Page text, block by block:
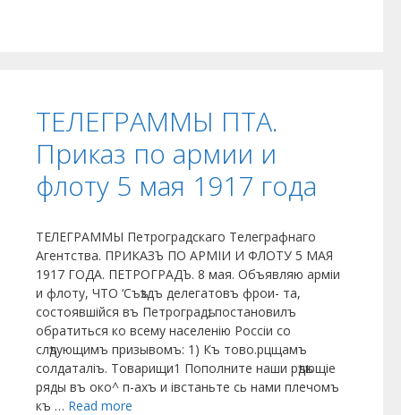
ТЕЛЕГРАММЫ ПТА.
Приказ по армии и
флоту 5 мая 1917 года
ТЕЛЕГРАММЫ Петроградскаго Телеграфнаго
Агентства. ПРИКАЗЪ ПО АРМІИ И ФЛОТУ 5 МАЯ
1917 ГОДА. ПЕТРОГРАДЪ. 8 мая. Объявляю арміи
и флоту, ЧТО ‘Съѣздъ делегатовъ фрои- та,
состоявшійся въ Петроградѣ, поста­новилъ
обратиться ко всему населенію Россіи со
слѣдующимъ призывомъ: 1) Къ тово.рцщамъ
солдаталіъ. Товарищи1 Пополните наши рѣдѣющіе
ряды въ око^ п-ахъ и івстаньте сь нами плечомъ
къ … Read more